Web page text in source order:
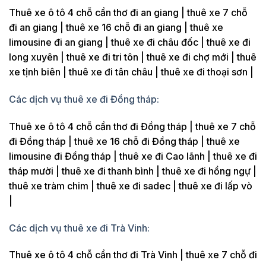
Thuê xe ô tô 4 chỗ cần thơ đi an giang | thuê xe 7 chỗ
đi an giang | thuê xe 16 chỗ đi an giang | thuê xe
limousine đi an giang | thuê xe đi châu đốc | thuê xe đi
long xuyên | thuê xe đi tri tôn | thuê xe đi chợ mới | thuê
xe tịnh biên | thuê xe đi tân châu | thuê xe đi thoại sơn |
Các dịch vụ thuê xe đi Đồng tháp:
Thuê xe ô tô 4 chỗ cần thơ đi Đồng tháp | thuê xe 7 chỗ
đi Đồng tháp | thuê xe 16 chỗ đi Đồng tháp | thuê xe
limousine đi Đồng tháp | thuê xe đi Cao lãnh | thuê xe đi
tháp mười | thuê xe đi thanh bình | thuê xe đi hồng ngự |
thuê xe tràm chim | thuê xe đi sadec | thuê xe đi lấp vò
Các dịch vụ thuê xe đi Trà Vinh:
Thuê xe ô tô 4 chỗ cần thơ đi Trà Vinh | thuê xe 7 chỗ đi